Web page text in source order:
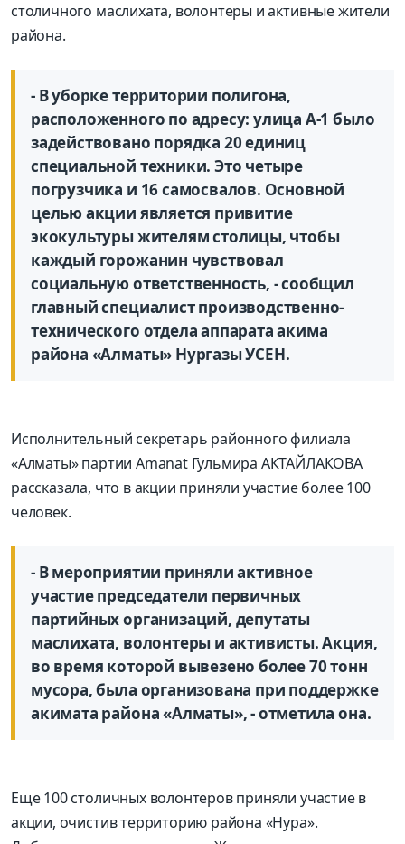
столичного маслихата, волонтеры и активные жители
района.
- В уборке территории полигона,
расположенного по адресу: улица А-1 было
задействовано порядка 20 единиц
специальной техники. Это четыре
погрузчика и 16 самосвалов. Основной
целью акции является привитие
экокультуры жителям столицы, чтобы
каждый горожанин чувствовал
социальную ответственность, - сообщил
главный специалист производственно-
технического отдела аппарата акима
района «Алматы» Нургазы УСЕН.
Исполнительный секретарь районного филиала
«Алматы» партии Amanat Гульмира АКТАЙЛАКОВА
рассказала, что в акции приняли участие более 100
человек.
- В мероприятии приняли активное
участие председатели первичных
партийных организаций, депутаты
маслихата, волонтеры и активисты. Акция,
во время которой вывезено более 70 тонн
мусора, была организована при поддержке
акимата района «Алматы», - отметила она.
Еще 100 столичных волонтеров приняли участие в
акции, очистив территорию района «Нура».